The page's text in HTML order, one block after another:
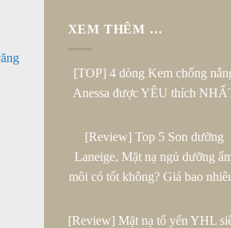
XEM THÊM …
[TOP] 4 dòng Kem chống
Anessa được YÊU thích
[Review] Top 5 Son dưỡng
Laneige, Mặt nạ ngủ dưỡng
môi có tốt không? Giá bao
[Review] Mặt nạ tổ yến YHL